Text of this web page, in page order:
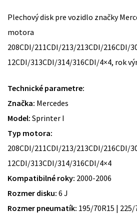
Plechový disk pre vozidlo značky
motora
208CDI/211CDI/213/213CDI/216CDI/
12CDI/313CDI/314/316CDI/4×4, rok
Technické parametre:
Značka: Mercedes
Model: Sprinter I
Typ motora:
208CDI/211CDI/213/213CDI/216CDI/
12CDI/313CDI/314/316CDI/4×4
Kompatibilné roky: 2000-2006
Rozmer disku: 6 J
Rozmer pneumatík: 195/70R15 | 225/